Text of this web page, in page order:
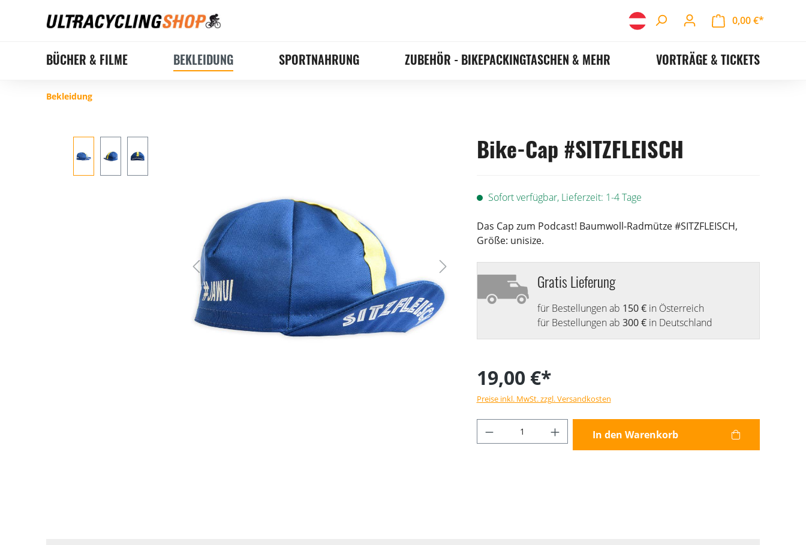
0,00 €*
BÜCHER & FILME BEKLEIDUNG SPORTNAHRUNG ZUBEHÖR - BIKEPACKINGTASCHEN & MEHR VORTRÄGE & TICKETS
Bekleidung
Bike-Cap #SITZFLEISCH
Sofort verfügbar, Lieferzeit: 1-4 Tage
Das Cap zum Podcast! Baumwoll-Radmütze #SITZFLEISCH,
Größe: unisize.
Gratis Lieferung
für Bestellungen ab 150 €in Österreich
für Bestellungen ab 300 €in Deutschland
19,00 €*
Preise inkl. MwSt. zzgl. Versandkosten
Produkt Anzahl: Gib den gewünschten Wert
In den Warenkorb